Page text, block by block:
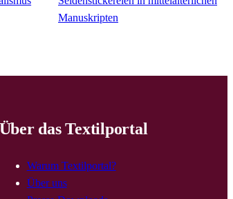
Manuskripten
Über das Textilportal
Warum Textilportal?
Über uns